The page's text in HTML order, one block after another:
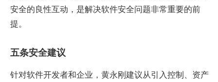
安全的良性互动，是解决软件安全问题非常重要的前
提。
五条安全建议
针对软件开发者和企业，黄永刚建议从引入控制、资产